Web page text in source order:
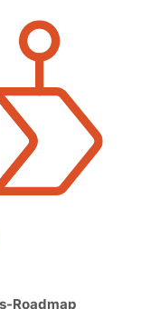
Roadmap